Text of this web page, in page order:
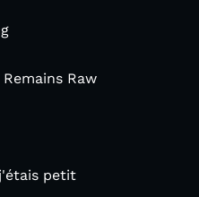
Raw
petit